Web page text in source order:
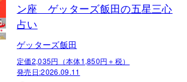
ン座 ゲッターズ飯田の五星三心
占い
ゲッターズ飯田
定価2,035円（本体1,850円＋税）
発売日:2026.09.11